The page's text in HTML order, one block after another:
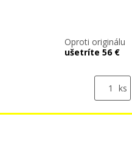
Oproti originálu
ušetríte 56 €
ks